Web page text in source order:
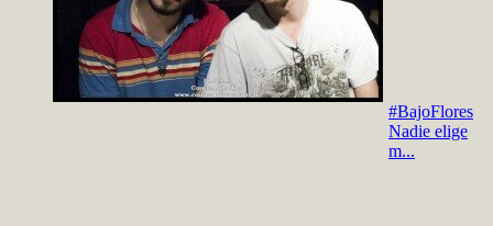
#BajoFlores
Nadie elige
m...